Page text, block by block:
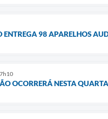
ENTREGA 98 APARELHOS
OCORRERÁ NESTA